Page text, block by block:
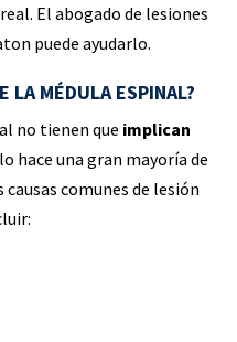
El abogado de lesiones
puede ayudarlo.
LA MÉDULA ESPINAL?
no tienen que implican
hace una gran mayoría de
comunes de lesión